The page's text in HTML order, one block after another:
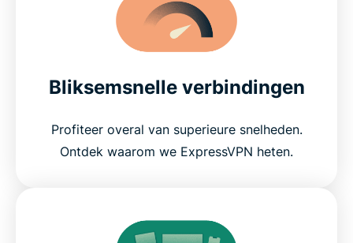
Bliksemsnelle verbindingen
Profiteer overal van superieure snelheden.
Ontdek waarom we ExpressVPN heten.